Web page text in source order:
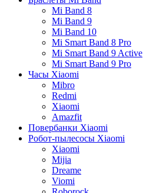
Mi Band 8
Mi Band 9
Mi Band 10
Mi Smart Band 8 Pro
Mi Smart Band 9 Active
Mi Smart Band 9 Pro
Часы Xiaomi
Mibro
Redmi
Xiaomi
Amazfit
Повербанки Xiaomi
Робот-пылесосы Xiaomi
Xiaomi
Mijia
Dreame
Viomi